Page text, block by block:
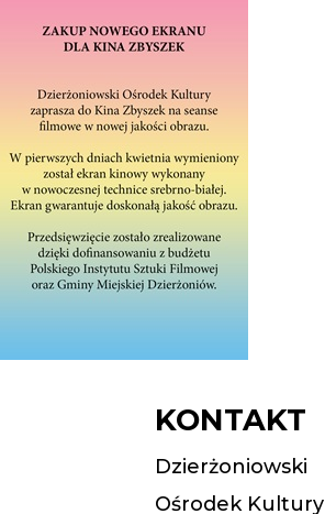
KONTAKT
Dzierżoniowski
Ośrodek Kultury